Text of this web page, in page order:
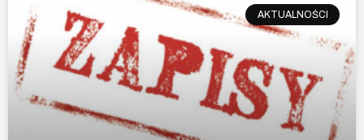
AKTUALNOŚCI